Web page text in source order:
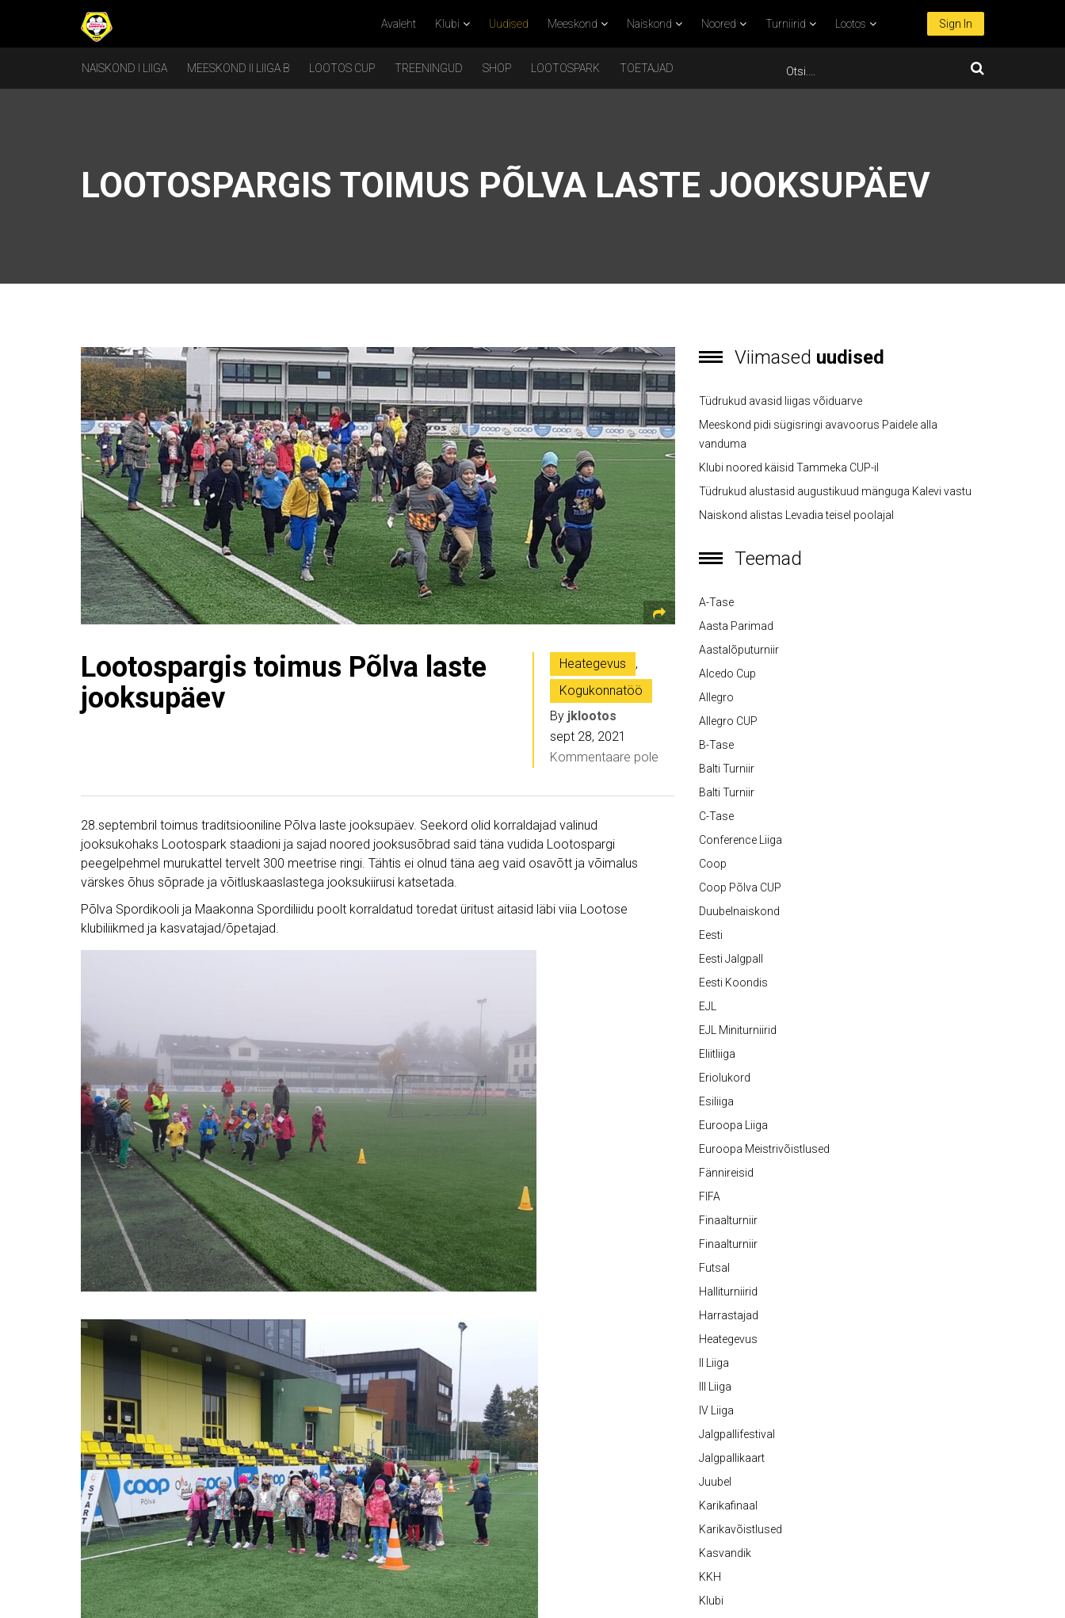
Avaleht Klubi Uudised Meeskond Naiskond Noored Turniirid Lootos Sign In
NAISKOND I LIIGA MEESKOND II LIIGA B LOOTOS CUP TREENINGUD SHOP LOOTOSPARK TOETAJAD
LOOTOSPARGIS TOIMUS PÕLVA LASTE JOOKSUPÄEV
Lootospargis toimus Põlva laste
jooksupäev
Heategevus
,
Kogukonnatöö
By jklootos
sept 28, 2021
Kommentaare pole
28.septembril toimus traditsiooniline Põlva laste jooksupäev. Seekord olid korraldajad valinud
jooksukohaks Lootospark staadioni ja sajad noored jooksusõbrad said täna vudida Lootospargi
peegelpehmel murukattel tervelt 300 meetrise ringi. Tähtis ei olnud täna aeg vaid osavõtt ja võimalus
värskes õhus sõprade ja võitluskaaslastega jooksukiirusi katsetada.
Põlva Spordikooli ja Maakonna Spordiliidu poolt korraldatud toredat üritust aitasid läbi viia Lootose
klubiliikmed ja kasvatajad/õpetajad.
Viimased uudised
Tüdrukud avasid liigas võiduarve
Meeskond pidi sügisringi avavoorus Paidele alla
vanduma
Klubi noored käisid Tammeka CUP-il
Tüdrukud alustasid augustikuud mänguga Kalevi vastu
Naiskond alistas Levadia teisel poolajal
Teemad
A-Tase
Aasta Parimad
Aastalõputurniir
Alcedo Cup
Allegro
Allegro CUP
B-Tase
Balti Turniir
Balti Turniir
C-Tase
Conference Liiga
Coop
Coop Põlva CUP
Duubelnaiskond
Eesti
Eesti Jalgpall
Eesti Koondis
EJL
EJL Miniturniirid
Eliitliiga
Eriolukord
Esiliiga
Euroopa Liiga
Euroopa Meistrivõistlused
Fännireisid
FIFA
Finaalturniir
Finaalturniir
Futsal
Halliturniirid
Harrastajad
Heategevus
II Liiga
III Liiga
IV Liiga
Jalgpallifestival
Jalgpallikaart
Juubel
Karikafinaal
Karikavõistlused
Kasvandik
KKH
Klubi